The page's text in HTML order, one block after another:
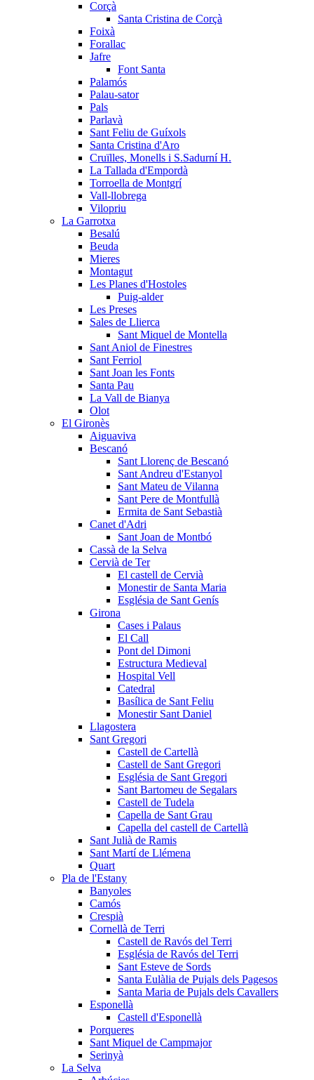
Corçà
Santa Cristina de Corçà
Foixà
Forallac
Jafre
Font Santa
Palamós
Palau-sator
Pals
Parlavà
Sant Feliu de Guíxols
Santa Cristina d'Aro
Cruïlles, Monells i S.Sadurní H.
La Tallada d'Empordà
Torroella de Montgrí
Vall-llobrega
Vilopriu
La Garrotxa
Besalú
Beuda
Mieres
Montagut
Les Planes d'Hostoles
Puig-alder
Les Preses
Sales de Llierca
Sant Miquel de Montella
Sant Aniol de Finestres
Sant Ferriol
Sant Joan les Fonts
Santa Pau
La Vall de Bianya
Olot
El Gironès
Aiguaviva
Bescanó
Sant Llorenç de Bescanó
Sant Andreu d'Estanyol
Sant Mateu de Vilanna
Sant Pere de Montfullà
Ermita de Sant Sebastià
Canet d'Adri
Sant Joan de Montbó
Cassà de la Selva
Cervià de Ter
El castell de Cervià
Monestir de Santa Maria
Església de Sant Genís
Girona
Cases i Palaus
El Call
Pont del Dimoni
Estructura Medieval
Hospital Vell
Catedral
Basílica de Sant Feliu
Monestir Sant Daniel
Llagostera
Sant Gregori
Castell de Cartellà
Castell de Sant Gregori
Església de Sant Gregori
Sant Bartomeu de Segalars
Castell de Tudela
Capella de Sant Grau
Capella del castell de Cartellà
Sant Julià de Ramis
Sant Martí de Llémena
Quart
Pla de l'Estany
Banyoles
Camós
Crespià
Cornellà de Terri
Castell de Ravós del Terri
Església de Ravós del Terri
Sant Esteve de Sords
Santa Eulàlia de Pujals dels Pagesos
Santa Maria de Pujals dels Cavallers
Esponellà
Castell d'Esponellà
Porqueres
Sant Miquel de Campmajor
Serinyà
La Selva